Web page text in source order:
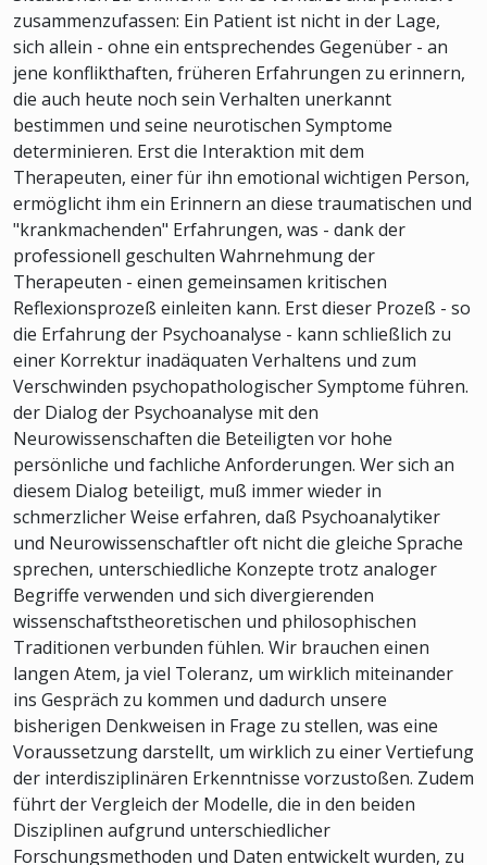
zusammenzufassen: Ein Patient ist nicht in der Lage,
sich allein - ohne ein entsprechendes Gegenüber - an
jene konflikthaften, früheren Erfahrungen zu erinnern,
die auch heute noch sein Verhalten unerkannt
bestimmen und seine neurotischen Symptome
determinieren. Erst die Interaktion mit dem
Therapeuten, einer für ihn emotional wichtigen Person,
ermöglicht ihm ein Erinnern an diese traumatischen und
"krankmachenden" Erfahrungen, was - dank der
professionell geschulten Wahrnehmung der
Therapeuten - einen gemeinsamen kritischen
Reflexionsprozeß einleiten kann. Erst dieser Prozeß - so
die Erfahrung der Psychoanalyse - kann schließlich zu
einer Korrektur inadäquaten Verhaltens und zum
Verschwinden psychopathologischer Symptome führen.
der Dialog der Psychoanalyse mit den
Neurowissenschaften die Beteiligten vor hohe
persönliche und fachliche Anforderungen. Wer sich an
diesem Dialog beteiligt, muß immer wieder in
schmerzlicher Weise erfahren, daß Psychoanalytiker
und Neurowissenschaftler oft nicht die gleiche Sprache
sprechen, unterschiedliche Konzepte trotz analoger
Begriffe verwenden und sich divergierenden
wissenschaftstheoretischen und philosophischen
Traditionen verbunden fühlen. Wir brauchen einen
langen Atem, ja viel Toleranz, um wirklich miteinander
ins Gespräch zu kommen und dadurch unsere
bisherigen Denkweisen in Frage zu stellen, was eine
Voraussetzung darstellt, um wirklich zu einer Vertiefung
der interdisziplinären Erkenntnisse vorzustoßen. Zudem
führt der Vergleich der Modelle, die in den beiden
Disziplinen aufgrund unterschiedlicher
Forschungsmethoden und Daten entwickelt wurden, zu